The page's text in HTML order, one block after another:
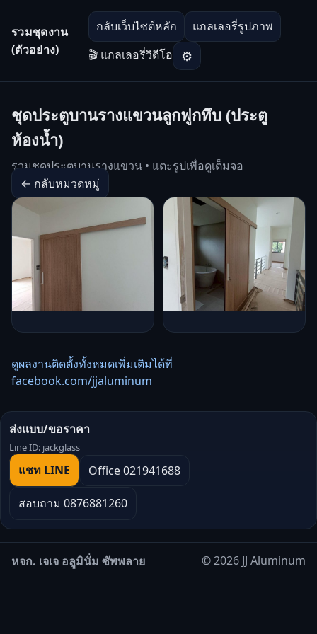
รวมชุดงาน
(ตัวอย่าง)
กลับเว็บไซต์หลัก
แกลเลอรี่รูปภาพ
🎬 แกลเลอรี่วิดีโอ
⚙
ชุดประตูบานรางแขวนลูกฟูกทึบ (ประตู
ห้องน้ำ)
รวมชุดประตูบานรางแขวน • แตะรูปเพื่อดูเต็มจอ
← กลับหมวดหมู่
ดูผลงานติดตั้งทั้งหมดเพิ่มเติมได้ที่
facebook.com/jjaluminum
ส่งแบบ/ขอราคา
Line ID: jackglass
แชท LINE Office 021941688
สอบถาม 0876881260
หจก. เจเจ อลูมินั่ม ซัพพลาย © 2026 JJ Aluminum